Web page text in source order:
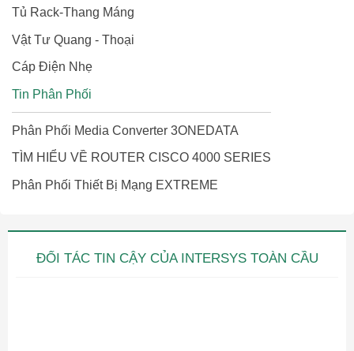
Tủ Rack-Thang Máng
Vật Tư Quang - Thoại
Cáp Điện Nhẹ
Tin Phân Phối
Phân Phối Media Converter 3ONEDATA
TÌM HIỂU VỀ ROUTER CISCO 4000 SERIES
Phân Phối Thiết Bị Mạng EXTREME
ĐỐI TÁC TIN CẬY CỦA INTERSYS TOÀN CẦU